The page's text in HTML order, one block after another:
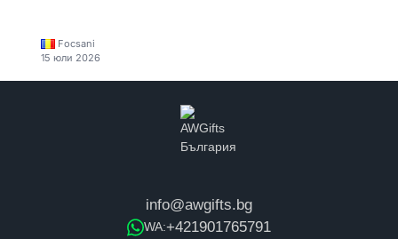
Focsani
15 юли 2026
info@awgifts.bg
WA:+421901765791